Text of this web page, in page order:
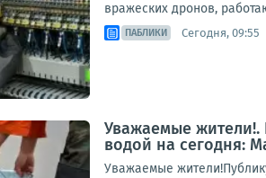
вражеских дронов,
ПАБЛИКИ Сегодня, 09:55
Уважаемые жители!.
водой на сегодня:
Уважаемые